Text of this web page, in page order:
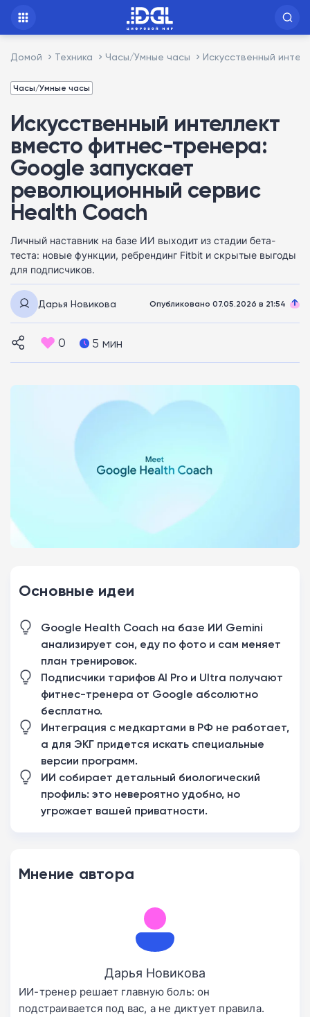
Домой Техника Часы/Умные часы Искусственный
Часы/Умные часы
Искусственный интеллект
вместо фитнес-тренера:
Google запускает
революционный сервис
Health Coach
Личный наставник на базе ИИ выходит из стадии бета-
теста: новые функции, ребрендинг Fitbit и скрытые выгоды
для подписчиков.
Дарья Новикова Опубликовано 07.05.2026 в 21:54
0 5 мин
Основные идеи
Google Health Coach на базе ИИ Gemini
анализирует сон, еду по фото и сам меняет
план тренировок.
Подписчики тарифов AI Pro и Ultra получают
фитнес-тренера от Google абсолютно
бесплатно.
Интеграция с медкартами в РФ не работает,
а для ЭКГ придется искать специальные
версии программ.
ИИ собирает детальный биологический
профиль: это невероятно удобно, но
угрожает вашей приватности.
Мнение автора
Дарья Новикова
ИИ-тренер решает главную боль: он
подстраивается под вас, а не диктует правила.